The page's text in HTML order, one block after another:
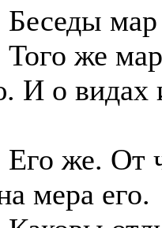
Беседы
Того же
И о видах
Его же. От
мера его.